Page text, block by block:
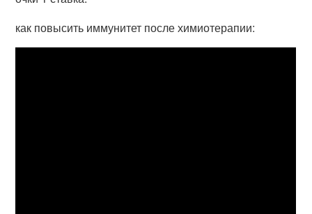
как повысить иммунитет после химиотерапии: